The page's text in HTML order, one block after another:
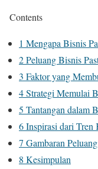
Contents
1 Mengapa Bisnis
2Peluang Bisnis
3 Faktor yang
4Strategi Memulai
5 Tantangan dalam
6Inspirasi dari
7 Gambaran
8 Kesimpulan